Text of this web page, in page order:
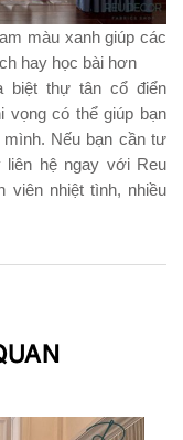
màu xanh giúp các
hay học bài hơn
biệt thự tân cổ điển
vọng có thể giúp bạn
Nếu bạn cần tư
hệ ngay với Reu
viên nhiệt tình, nhiều